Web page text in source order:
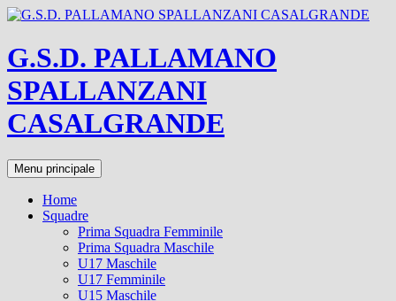
Vai
contenuto
G.S.D. PALLAMANO
SPALLANZANI
CASALGRANDE
Cerca
Menu principale
Home
Squadre
Prima Squadra Femminile
Prima Squadra Maschile
U17 Maschile
U17 Femminile
U15 Maschile